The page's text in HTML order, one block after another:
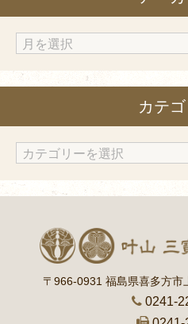
ア
カ
ブ
カテ
カ
ゴ
〒966-0931 福島県喜多方市
0241-